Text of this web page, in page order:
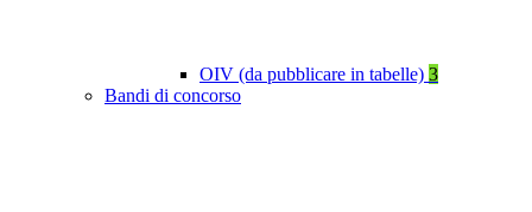
OIV (da pubblicare in tabelle) 3
Bandi di concorso